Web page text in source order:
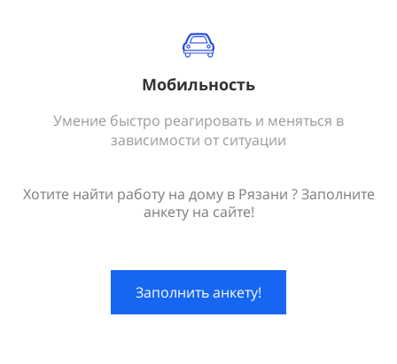
Мобильность
Умение быстро реагировать и меняться в
зависимости от ситуации
Хотите найти работу на дому в Рязани ? Заполните
анкету на сайте!
Заполнить анкету!